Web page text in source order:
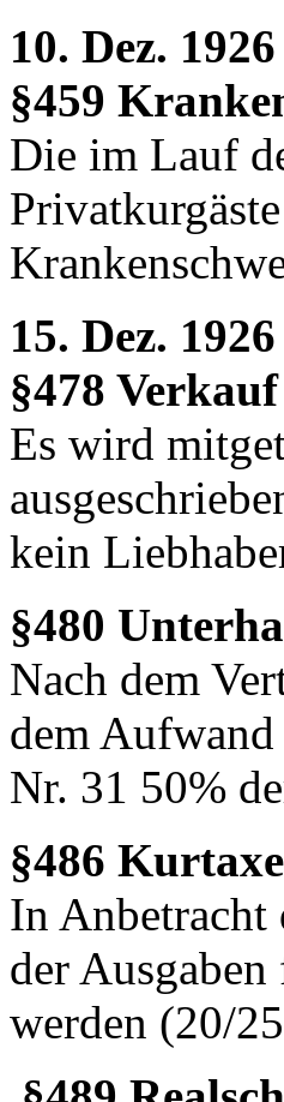
10. Dez. 1926
§459
Die im Lauf
15. Dez. 1926
§478
Es wird
kein
§480
Nach dem
dem
Nr. 31 50%
§486 Kurtaxe
In Anbetracht
der
werden (20/